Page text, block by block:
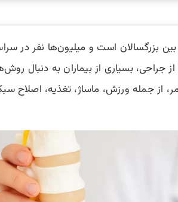
بزرگسالان است و میلیون‌ها نفر در
بسیاری از بیماران به دنبال
جمله ورزش، ماساژ، تغذیه، اصلاح